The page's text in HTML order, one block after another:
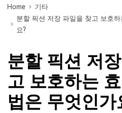
UBackit - 데이터 백업
Home
기타
분할 픽션 저장 파일을 찾고 보호
요?
분할 픽션 저
고 보호하는
법은 무엇인가